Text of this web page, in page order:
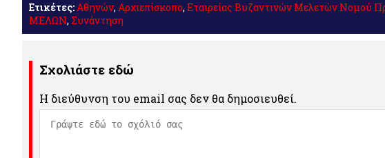
Ετικέτες:Αθηνών, Αρχιεπίσκοπο, Εταιρείας Βυζαντινών Μελετών Νομού
ΜΕΛΩΝ, Συνάντηση
Σχολιάστε εδώ
Η διεύθυνση του email σας δεν θα δημοσιευθεί.